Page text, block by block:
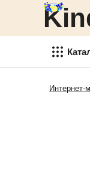
Детский
Товары
Детские
Товари
Интернет-